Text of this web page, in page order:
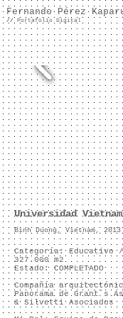
Fernando Pérez
// Portafolio Digital
Universidad
Binh Duong, Vietnam, 2013
Categoría:
327.000 m2
Estado: COMPLETADO
Compañía
Panorama de Grant´s
& Silvetti Asociados